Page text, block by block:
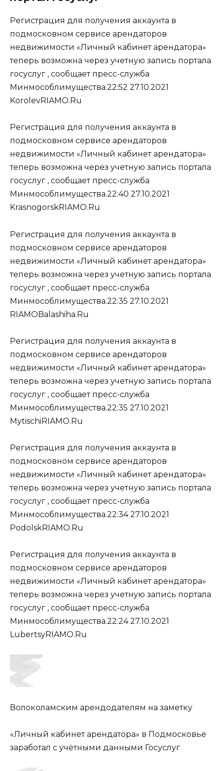
Регистрация для получения аккаунта в
подмосковном сервисе арендаторов
недвижимости «Личный кабинет арендатора»
теперь возможна через учетную запись портала
госуслуг , сообщает пресс-служба
Минмособлимущества.22:52 27.10.2021
KorolevRIAMO.Ru
Регистрация для получения аккаунта в
подмосковном сервисе арендаторов
недвижимости «Личный кабинет арендатора»
теперь возможна через учетную запись портала
госуслуг , сообщает пресс-служба
Минмособлимущества.22:40 27.10.2021
KrasnogorskRIAMO.Ru
Регистрация для получения аккаунта в
подмосковном сервисе арендаторов
недвижимости «Личный кабинет арендатора»
теперь возможна через учетную запись портала
госуслуг , сообщает пресс-служба
Минмособлимущества.22:35 27.10.2021
RIAMOBalashiha.Ru
Регистрация для получения аккаунта в
подмосковном сервисе арендаторов
недвижимости «Личный кабинет арендатора»
теперь возможна через учетную запись портала
госуслуг , сообщает пресс-служба
Минмособлимущества.22:35 27.10.2021
MytischiRIAMO.Ru
Регистрация для получения аккаунта в
подмосковном сервисе арендаторов
недвижимости «Личный кабинет арендатора»
теперь возможна через учетную запись портала
госуслуг , сообщает пресс-служба
Минмособлимущества.22:34 27.10.2021
PodolskRIAMO.Ru
Регистрация для получения аккаунта в
подмосковном сервисе арендаторов
недвижимости «Личный кабинет арендатора»
теперь возможна через учетную запись портала
госуслуг , сообщает пресс-служба
Минмособлимущества.22:24 27.10.2021
LubertsyRIAMO.Ru
Волоколамским арендодателям на заметку
«Личный кабинет арендатора» в Подмосковье
заработал с учётными данными Госуслуг